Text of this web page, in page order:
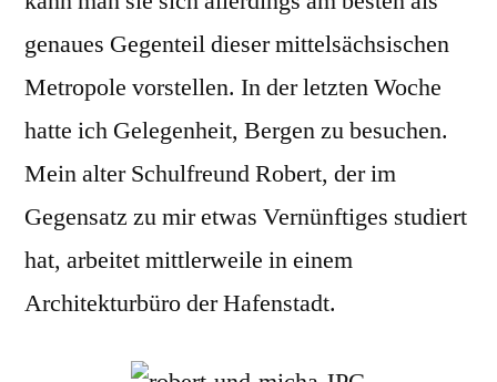
genaues Gegenteil dieser mittelsächsischen
Metropole vorstellen. In der letzten Woche
hatte ich Gelegenheit, Bergen zu besuchen.
Mein alter Schulfreund Robert, der im
Gegensatz zu mir etwas Vernünftiges studiert
hat, arbeitet mittlerweile in einem
Architekturbüro der Hafenstadt.